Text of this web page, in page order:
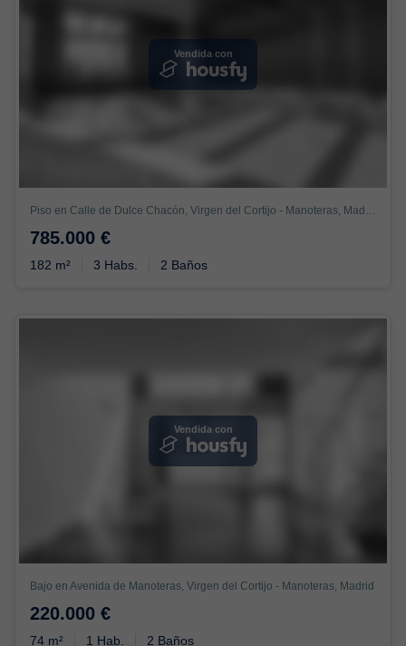
Vendida con
785.000 €
182 m² 3 Habs. 2 Baños
Vendida con
Bajo en Avenida de Manoteras, Virgen del Cortijo - Manoteras, Madrid
220.000 €
74 m² 1 Hab. 2 Baños